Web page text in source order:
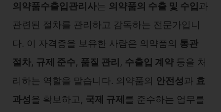
의약품수출입관리사는 의약품의 수출 및 수입 과
관련된 절차를 관리하고 감독하는 전문가입니
다. 이 자격증을 보유한 사람은 의약품의 통관
절차, 규제 준수, 품질 관리 , 수출입 계약 등을 처
리하는 역할을 맡습니다. 의약품의 안전성과 효
과성을 확보하고, 국제 규제 를 준수하는 업무를